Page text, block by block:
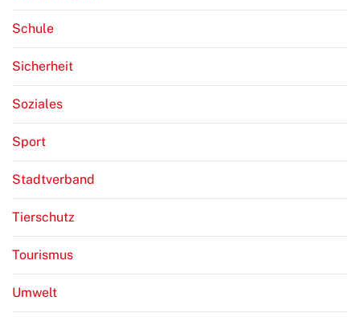
Schule
Sicherheit
Soziales
Sport
Stadtverband
Tierschutz
Tourismus
Umwelt